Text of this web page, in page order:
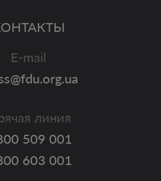
E-mail
линия
509 001
603 001